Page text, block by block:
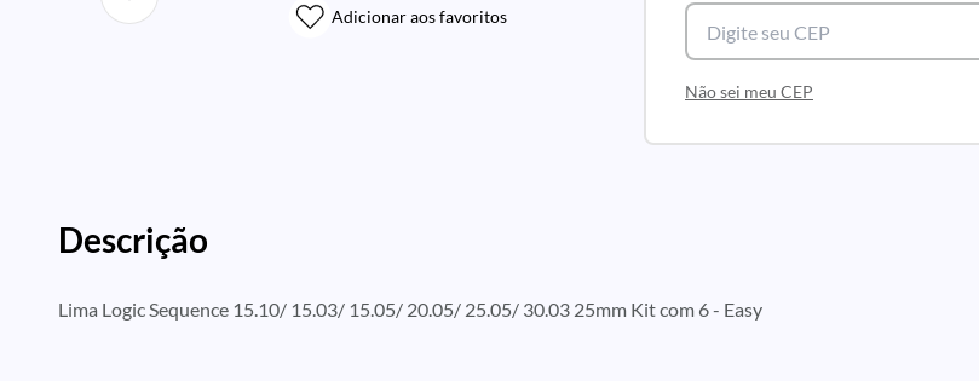
Adicionar aos favoritos
Não sei meu CEP
Descrição
Lima Logic Sequence 15.10/ 15.03/ 15.05/ 20.05/ 25.05/ 30.03 25mm Kit com 6 - Easy